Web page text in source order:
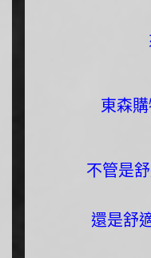
東森
不管是
還是舒